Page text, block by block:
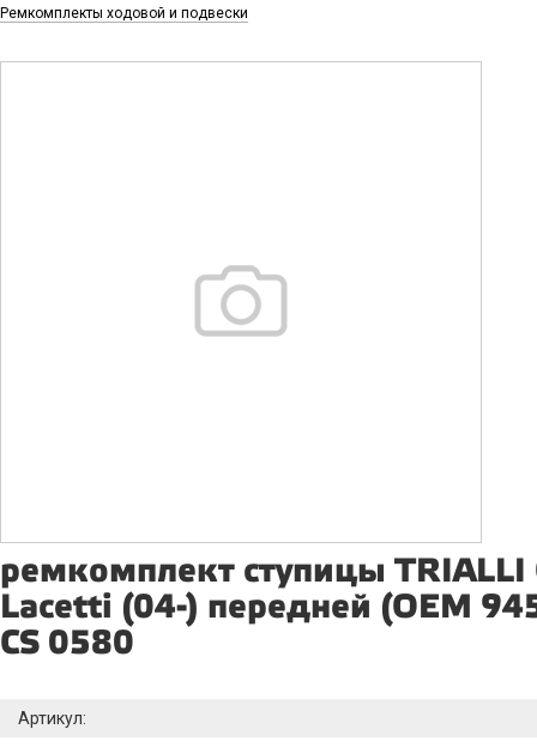
Ремкомплекты ходовой и подвески
ремкомплект ступицы TRIALLI
Lacetti (04-) передней (OEM
CS 0580
Артикул: